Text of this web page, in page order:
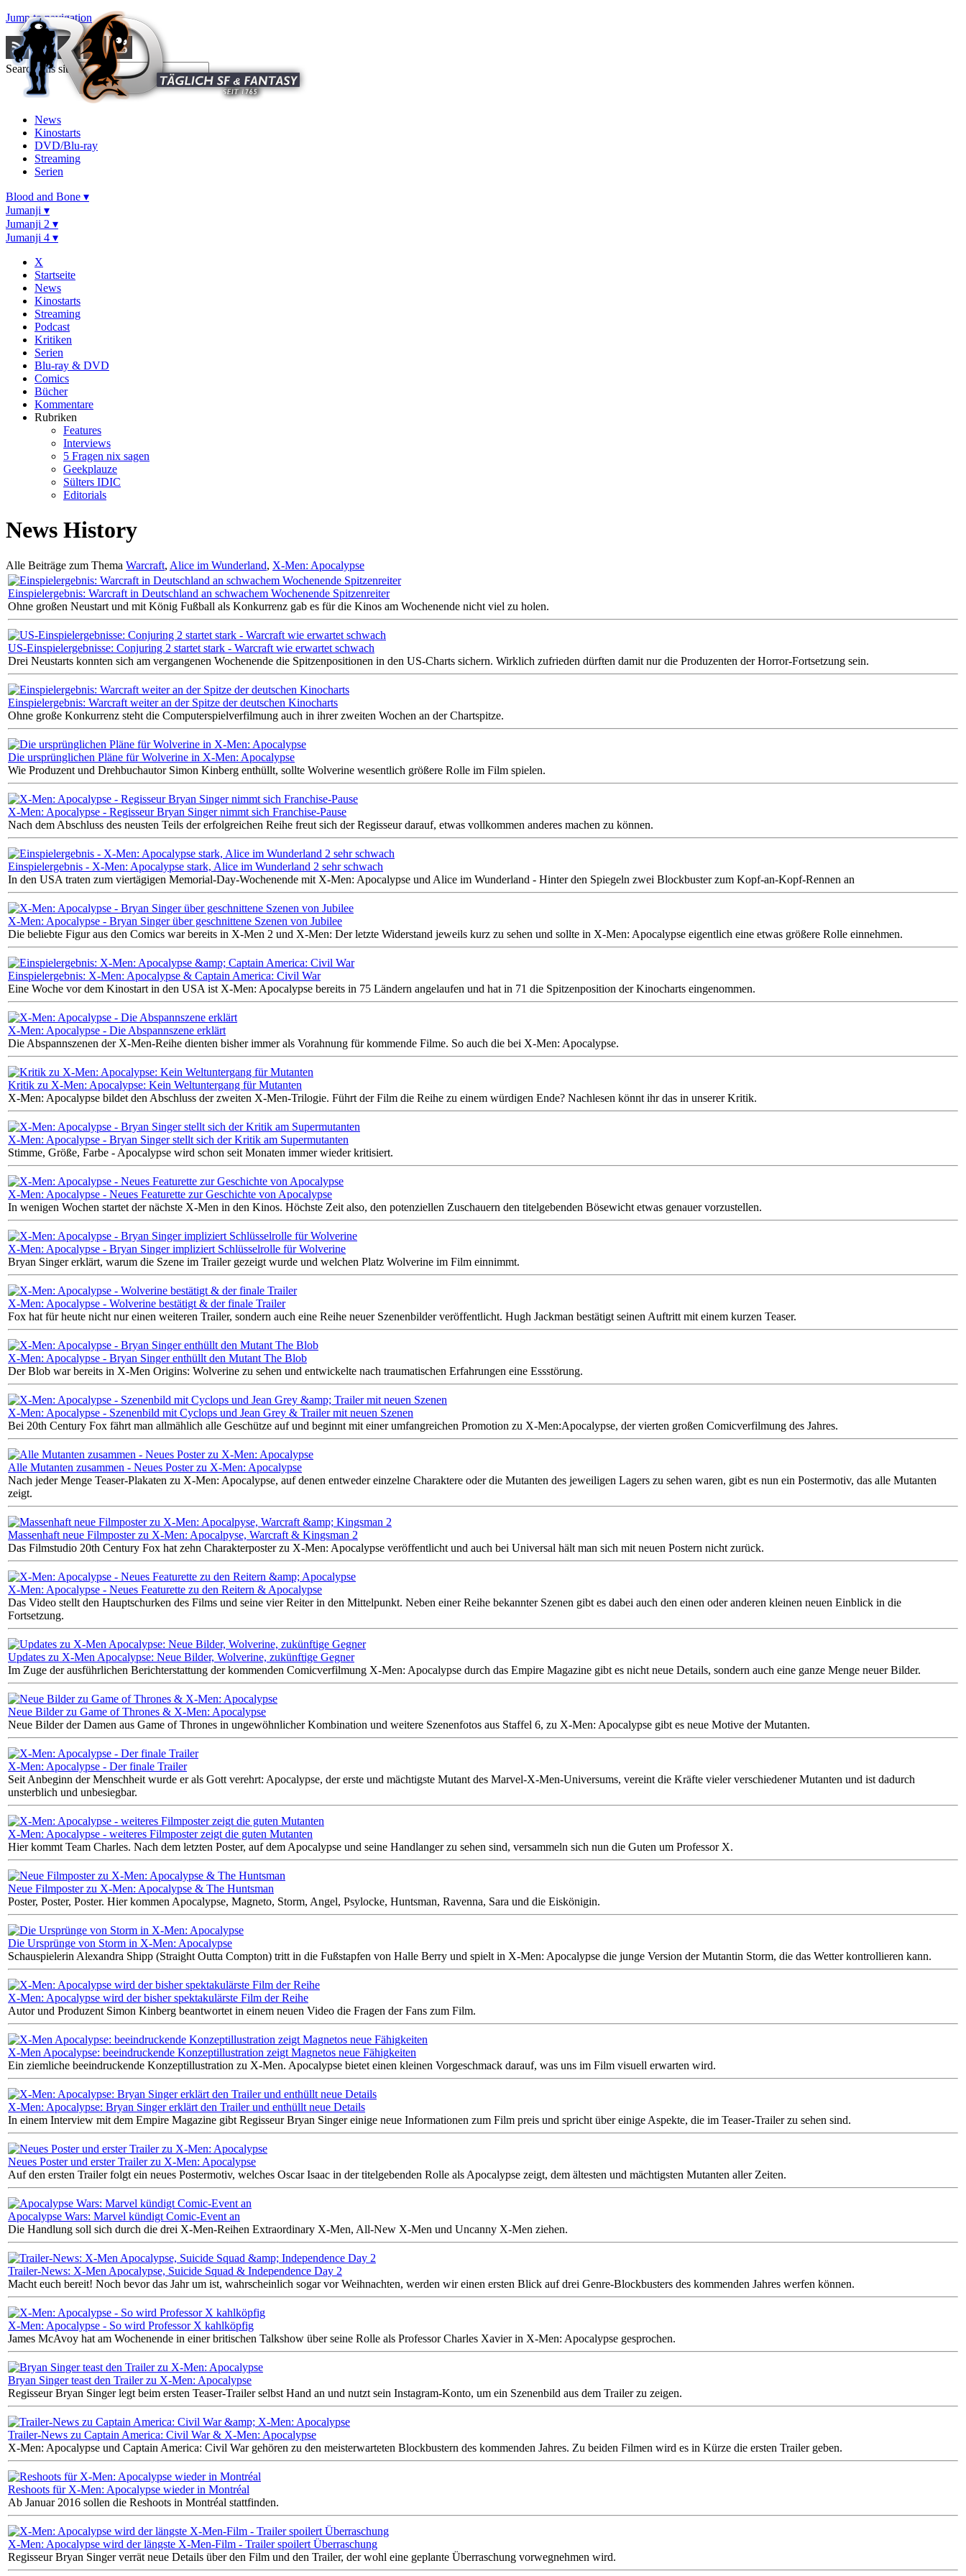
Jump to navigation
Search this site
News
Kinostarts
DVD/Blu-ray
Streaming
Serien
Blood and Bone ▾
Jumanji ▾
Jumanji 2 ▾
Jumanji 4 ▾
X
Startseite
News
Kinostarts
Streaming
Podcast
Kritiken
Serien
Blu-ray & DVD
Comics
Bücher
Kommentare
Rubriken
Features
Interviews
5 Fragen nix sagen
Geekplauze
Sülters IDIC
Editorials
News History
Alle Beiträge zum Thema Warcraft, Alice im Wunderland, X-Men: Apocalypse
Einspielergebnis: Warcraft in Deutschland an schwachem Wochenende Spitzenreiter
Ohne großen Neustart und mit König Fußball als Konkurrenz gab es für die Kinos am Wochenende nicht viel zu holen.
US-Einspielergebnisse: Conjuring 2 startet stark - Warcraft wie erwartet schwach
Drei Neustarts konnten sich am vergangenen Wochenende die Spitzenpositionen in den US-Charts sichern. Wirklich zufrieden dürften damit nur die Produzenten der Horror-Fortsetzung sein.
Einspielergebnis: Warcraft weiter an der Spitze der deutschen Kinocharts
Ohne große Konkurrenz steht die Computerspielverfilmung auch in ihrer zweiten Wochen an der Chartspitze.
Die ursprünglichen Pläne für Wolverine in X-Men: Apocalypse
Wie Produzent und Drehbuchautor Simon Kinberg enthüllt, sollte Wolverine wesentlich größere Rolle im Film spielen.
X-Men: Apocalypse - Regisseur Bryan Singer nimmt sich Franchise-Pause
Nach dem Abschluss des neusten Teils der erfolgreichen Reihe freut sich der Regisseur darauf, etwas vollkommen anderes machen zu können.
Einspielergebnis - X-Men: Apocalypse stark, Alice im Wunderland 2 sehr schwach
In den USA traten zum viertägigen Memorial-Day-Wochenende mit X-Men: Apocalypse und Alice im Wunderland - Hinter den Spiegeln zwei Blockbuster zum Kopf-an-Kopf-Rennen an
X-Men: Apocalypse - Bryan Singer über geschnittene Szenen von Jubilee
Die beliebte Figur aus den Comics war bereits in X-Men 2 und X-Men: Der letzte Widerstand jeweils kurz zu sehen und sollte in X-Men: Apocalypse eigentlich eine etwas größere Rolle einnehmen.
Einspielergebnis: X-Men: Apocalypse & Captain America: Civil War
Eine Woche vor dem Kinostart in den USA ist X-Men: Apocalypse bereits in 75 Ländern angelaufen und hat in 71 die Spitzenposition der Kinocharts eingenommen.
X-Men: Apocalypse - Die Abspannszene erklärt
Die Abspannszenen der X-Men-Reihe dienten bisher immer als Vorahnung für kommende Filme. So auch die bei X-Men: Apocalypse.
Kritik zu X-Men: Apocalypse: Kein Weltuntergang für Mutanten
X-Men: Apocalypse bildet den Abschluss der zweiten X-Men-Trilogie. Führt der Film die Reihe zu einem würdigen Ende? Nachlesen könnt ihr das in unserer Kritik.
X-Men: Apocalypse - Bryan Singer stellt sich der Kritik am Supermutanten
Stimme, Größe, Farbe - Apocalypse wird schon seit Monaten immer wieder kritisiert.
X-Men: Apocalypse - Neues Featurette zur Geschichte von Apocalypse
In wenigen Wochen startet der nächste X-Men in den Kinos. Höchste Zeit also, den potenziellen Zuschauern den titelgebenden Bösewicht etwas genauer vorzustellen.
X-Men: Apocalypse - Bryan Singer impliziert Schlüsselrolle für Wolverine
Bryan Singer erklärt, warum die Szene im Trailer gezeigt wurde und welchen Platz Wolverine im Film einnimmt.
X-Men: Apocalypse - Wolverine bestätigt & der finale Trailer
Fox hat für heute nicht nur einen weiteren Trailer, sondern auch eine Reihe neuer Szenenbilder veröffentlicht. Hugh Jackman bestätigt seinen Auftritt mit einem kurzen Teaser.
X-Men: Apocalypse - Bryan Singer enthüllt den Mutant The Blob
Der Blob war bereits in X-Men Origins: Wolverine zu sehen und entwickelte nach traumatischen Erfahrungen eine Essstörung.
X-Men: Apocalypse - Szenenbild mit Cyclops und Jean Grey & Trailer mit neuen Szenen
Bei 20th Century Fox fährt man allmählich alle Geschütze auf und beginnt mit einer umfangreichen Promotion zu X-Men:Apocalypse, der vierten großen Comicverfilmung des Jahres.
Alle Mutanten zusammen - Neues Poster zu X-Men: Apocalypse
Nach jeder Menge Teaser-Plakaten zu X-Men: Apocalypse, auf denen entweder einzelne Charaktere oder die Mutanten des jeweiligen Lagers zu sehen waren, gibt es nun ein Postermotiv, das alle Mutanten
zeigt.
Massenhaft neue Filmposter zu X-Men: Apocalpyse, Warcraft & Kingsman 2
Das Filmstudio 20th Century Fox hat zehn Charakterposter zu X-Men: Apocalypse veröffentlicht und auch bei Universal hält man sich mit neuen Postern nicht zurück.
X-Men: Apocalypse - Neues Featurette zu den Reitern & Apocalypse
Das Video stellt den Hauptschurken des Films und seine vier Reiter in den Mittelpunkt. Neben einer Reihe bekannter Szenen gibt es dabei auch den einen oder anderen kleinen neuen Einblick in die
Fortsetzung.
Updates zu X-Men Apocalypse: Neue Bilder, Wolverine, zukünftige Gegner
Im Zuge der ausführlichen Berichterstattung der kommenden Comicverfilmung X-Men: Apocalypse durch das Empire Magazine gibt es nicht neue Details, sondern auch eine ganze Menge neuer Bilder.
Neue Bilder zu Game of Thrones & X-Men: Apocalypse
Neue Bilder der Damen aus Game of Thrones in ungewöhnlicher Kombination und weitere Szenenfotos aus Staffel 6, zu X-Men: Apocalypse gibt es neue Motive der Mutanten.
X-Men: Apocalypse - Der finale Trailer
Seit Anbeginn der Menschheit wurde er als Gott verehrt: Apocalypse, der erste und mächtigste Mutant des Marvel-X-Men-Universums, vereint die Kräfte vieler verschiedener Mutanten und ist dadurch
unsterblich und unbesiegbar.
X-Men: Apocalypse - weiteres Filmposter zeigt die guten Mutanten
Hier kommt Team Charles. Nach dem letzten Poster, auf dem Apocalypse und seine Handlanger zu sehen sind, versammeln sich nun die Guten um Professor X.
Neue Filmposter zu X-Men: Apocalypse & The Huntsman
Poster, Poster, Poster. Hier kommen Apocalypse, Magneto, Storm, Angel, Psylocke, Huntsman, Ravenna, Sara und die Eiskönigin.
Die Ursprünge von Storm in X-Men: Apocalypse
Schauspielerin Alexandra Shipp (Straight Outta Compton) tritt in die Fußstapfen von Halle Berry und spielt in X-Men: Apocalypse die junge Version der Mutantin Storm, die das Wetter kontrollieren kann.
X-Men: Apocalypse wird der bisher spektakulärste Film der Reihe
Autor und Produzent Simon Kinberg beantwortet in einem neuen Video die Fragen der Fans zum Film.
X-Men Apocalypse: beeindruckende Konzeptillustration zeigt Magnetos neue Fähigkeiten
Ein ziemliche beeindruckende Konzeptillustration zu X-Men. Apocalypse bietet einen kleinen Vorgeschmack darauf, was uns im Film visuell erwarten wird.
X-Men: Apocalypse: Bryan Singer erklärt den Trailer und enthüllt neue Details
In einem Interview mit dem Empire Magazine gibt Regisseur Bryan Singer einige neue Informationen zum Film preis und spricht über einige Aspekte, die im Teaser-Trailer zu sehen sind.
Neues Poster und erster Trailer zu X-Men: Apocalypse
Auf den ersten Trailer folgt ein neues Postermotiv, welches Oscar Isaac in der titelgebenden Rolle als Apocalypse zeigt, dem ältesten und mächtigsten Mutanten aller Zeiten.
Apocalypse Wars: Marvel kündigt Comic-Event an
Die Handlung soll sich durch die drei X-Men-Reihen Extraordinary X-Men, All-New X-Men und Uncanny X-Men ziehen.
Trailer-News: X-Men Apocalypse, Suicide Squad & Independence Day 2
Macht euch bereit! Noch bevor das Jahr um ist, wahrscheinlich sogar vor Weihnachten, werden wir einen ersten Blick auf drei Genre-Blockbusters des kommenden Jahres werfen können.
X-Men: Apocalypse - So wird Professor X kahlköpfig
James McAvoy hat am Wochenende in einer britischen Talkshow über seine Rolle als Professor Charles Xavier in X-Men: Apocalypse gesprochen.
Bryan Singer teast den Trailer zu X-Men: Apocalypse
Regisseur Bryan Singer legt beim ersten Teaser-Trailer selbst Hand an und nutzt sein Instagram-Konto, um ein Szenenbild aus dem Trailer zu zeigen.
Trailer-News zu Captain America: Civil War & X-Men: Apocalypse
X-Men: Apocalypse und Captain America: Civil War gehören zu den meisterwarteten Blockbustern des kommenden Jahres. Zu beiden Filmen wird es in Kürze die ersten Trailer geben.
Reshoots für X-Men: Apocalypse wieder in Montréal
Ab Januar 2016 sollen die Reshoots in Montréal stattfinden.
X-Men: Apocalypse wird der längste X-Men-Film - Trailer spoilert Überraschung
Regisseur Bryan Singer verrät neue Details über den Film und den Trailer, der wohl eine geplante Überraschung vorwegnehmen wird.